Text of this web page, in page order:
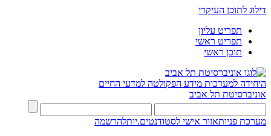
דילוג לתוכן העיקרי
תפריט עליון
תפריט ראשי
תוכן ראשי
היחידה למערכות מידע הפקולטה למדעי החיים
אוניברסיטת תל אביב
מערכת פניותאזור אישי לסטודנטים.יותלהרשמה